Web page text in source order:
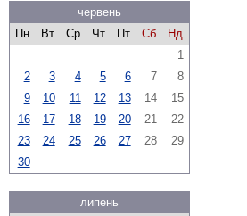
червень
Пн
Вт Ср Чт Пт Сб
Нд
1
2
3 4 5 6 7
8
9
10 11 12 13 14
15
16
17 18 19 20 21
22
23
24 25 26 27 28
29
30
липень